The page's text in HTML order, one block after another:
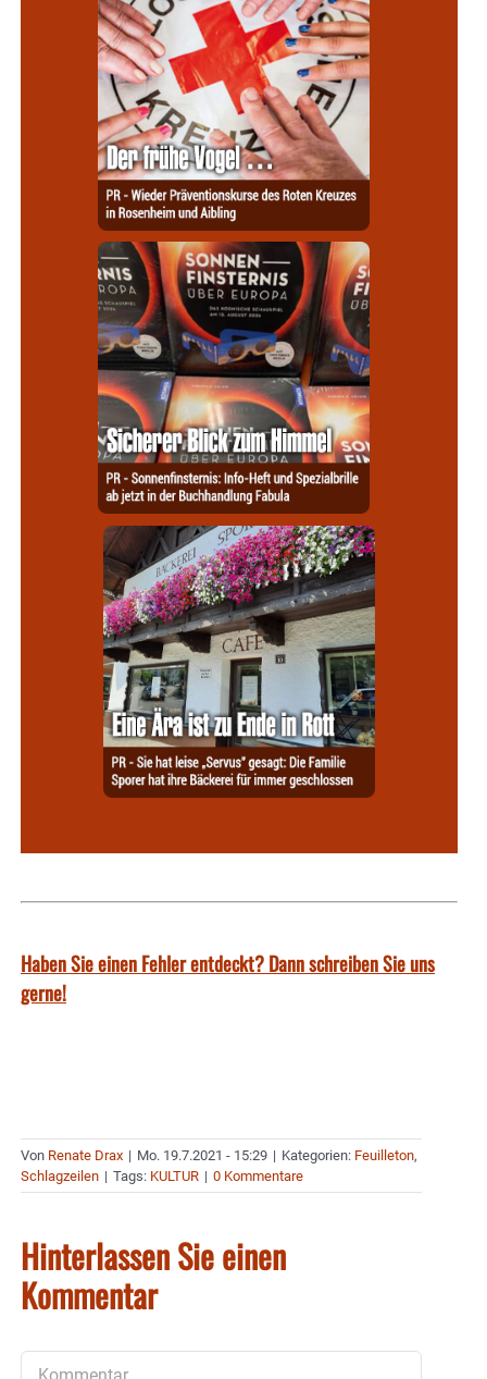
Haben Sie einen Fehler entdeckt? Dann schreiben Sie uns
gerne!
Von Renate Drax | Mo. 19.7.2021 - 15:29 | Kategorien: Feuilleton,
Schlagzeilen | Tags: KULTUR | 0 Kommentare
Hinterlassen Sie einen
Kommentar